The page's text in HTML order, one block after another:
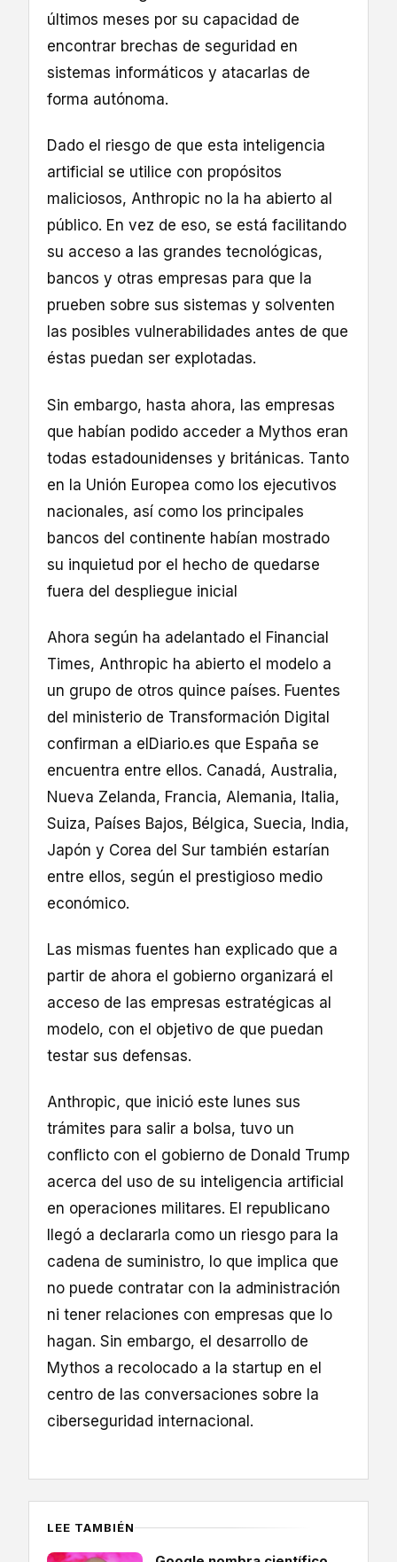
últimos meses por su capacidad de
encontrar brechas de seguridad en
sistemas informáticos y atacarlas de
forma autónoma.
Dado el riesgo de que esta inteligencia
artificial se utilice con propósitos
maliciosos, Anthropic no la ha abierto al
público. En vez de eso, se está facilitando
su acceso a las grandes tecnológicas,
bancos y otras empresas para que la
prueben sobre sus sistemas y solventen
las posibles vulnerabilidades antes de que
éstas puedan ser explotadas.
Sin embargo, hasta ahora, las empresas
que habían podido acceder a Mythos eran
todas estadounidenses y británicas. Tanto
en la Unión Europea como los ejecutivos
nacionales, así como los principales
bancos del continente habían mostrado
su inquietud por el hecho de quedarse
fuera del despliegue inicial
Ahora según ha adelantado el Financial
Times, Anthropic ha abierto el modelo a
un grupo de otros quince países. Fuentes
del ministerio de Transformación Digital
confirman a elDiario.es que España se
encuentra entre ellos. Canadá, Australia,
Nueva Zelanda, Francia, Alemania, Italia,
Suiza, Países Bajos, Bélgica, Suecia, India,
Japón y Corea del Sur también estarían
entre ellos, según el prestigioso medio
económico.
Las mismas fuentes han explicado que a
partir de ahora el gobierno organizará el
acceso de las empresas estratégicas al
modelo, con el objetivo de que puedan
testar sus defensas.
Anthropic, que inició este lunes sus
trámites para salir a bolsa, tuvo un
conflicto con el gobierno de Donald Trump
acerca del uso de su inteligencia artificial
en operaciones militares. El republicano
llegó a declararla como un riesgo para la
cadena de suministro, lo que implica que
no puede contratar con la administración
ni tener relaciones con empresas que lo
hagan. Sin embargo, el desarrollo de
Mythos a recolocado a la startup en el
centro de las conversaciones sobre la
ciberseguridad internacional.
LEE TAMBIÉN